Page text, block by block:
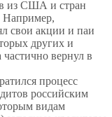
из США и стран
Например,
свои акции и паи
других и
вернул в
процесс
российским
видам